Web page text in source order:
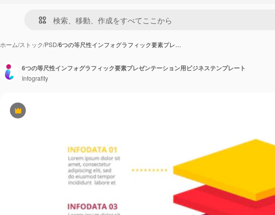
ホーム/ストック/PSD/6つの等尺性インフォグラフィック要素プレ…
Premium
6つの等尺性インフォグラフィック要素プレゼンテーション用ビジネステンプレート
Infografity